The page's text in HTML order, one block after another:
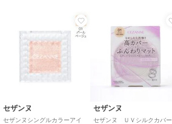
セザンヌ
セザンヌシングルカラーアイ
セザンヌ
セザンヌ ＵＶシルクカバー